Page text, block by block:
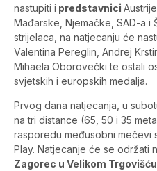
nastupiti i predstavnici
Mađarske, Njemačke, SAD-a i
strijelaca, na natjecanju će
Valentina Pereglin, Andrej
Mihaela Oborovečki te ostali
svjetskih i europskih medalja.
Prvog dana natjecanja, u
na tri distance (65, 50 i 35
rasporedu međusobni mečevi
Play. Natjecanje će se održati
Zagorec u Velikom Trgovišću